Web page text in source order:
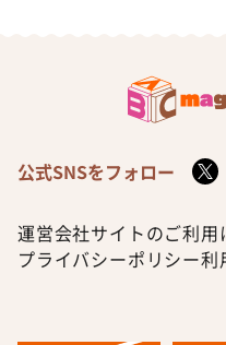
公式SNSをフォロー
運営会社サイトのご利用
プライバシーポリシー利